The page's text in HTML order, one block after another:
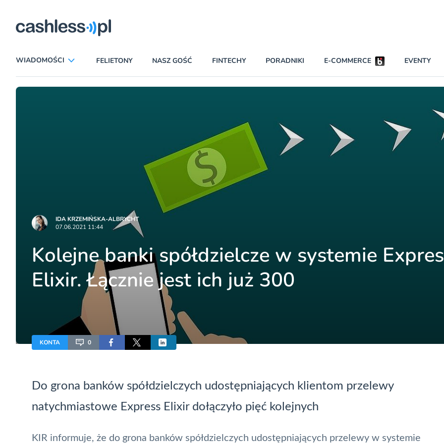
Partnerzy merytoryczni
WIADOMOŚCI
ANALIZY
APLIKACJE
PŁATNOŚCI MOBILNE
UBEZPIECZENIA
BEZPIECZEŃSTWO
KONTA
PRAWO
RAPORTY SPECJALNE
NAJCZĘŚCIEJ CZYTANE
wszystkich
W najniższych
darmo przez
FELIETONY NASZ GOŚĆ FINTECHY PORADNIKI E-COMMERCE EVENTY
IDA KRZEMIŃSKA-ALBRYCHT
07.06.2021 11:44
Kolejne banki spółdzielcze w systemie
Elixir. Łącznie jest ich już 300
KONTA 0
Do grona banków spółdzielczych udostępniających klientom przelewy
natychmiastowe Express Elixirdołączyło pięć kolejnych
KIR informuje, że do grona banków spółdzielczych udostępniających przelewy w systemie